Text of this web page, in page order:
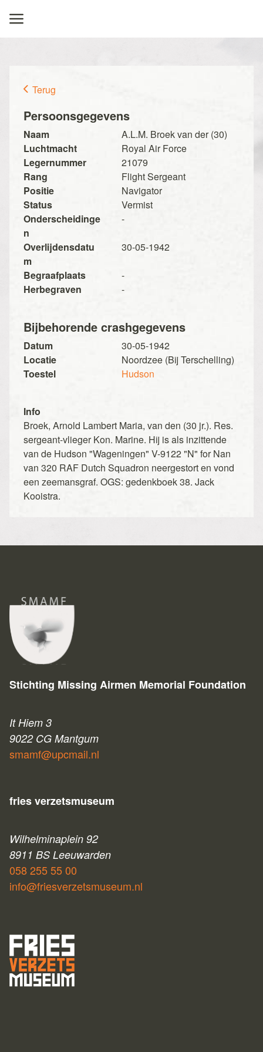
Terug
Persoonsgegevens
Naam
A.L.M. Broek van der (30)
Luchtmacht
Royal Air Force
Legernummer
21079
Rang
Flight Sergeant
Positie
Navigator
Status
Vermist
Onderscheidinge
n
-
Overlijdensdatu
m
30-05-1942
Begraafplaats
-
Herbegraven
-
Bijbehorende crashgegevens
Datum
30-05-1942
Locatie
Noordzee (Bij Terschelling)
Toestel
Hudson
Info
Broek, Arnold Lambert Maria, van den (30 jr.). Res.
sergeant-vlieger Kon. Marine. Hij is als inzittende
van de Hudson "Wageningen" V-9122 "N" for Nan
van 320 RAF Dutch Squadron neergestort en vond
een zeemansgraf. OGS: gedenkboek 38. Jack
Kooistra.
Stichting Missing Airmen Memorial Foundation
It Hiem 3
9022 CG Mantgum
smamf@upcmail.nl
fries verzetsmuseum
Wilhelminaplein 92
8911 BS Leeuwarden
058 255 55 00
info@friesverzetsmuseum.nl